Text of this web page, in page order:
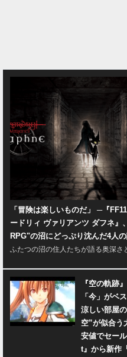
「冒険は楽しいものだ」 ─『
ードリィ ヴァリアンツ ダフネ』
RPG"の沼にどっぷり沈んだ4人
ふたつの沼の住人たちが語る奥深さ
『空の軌跡
「今」がベ
涼しい部屋
空”が似合
安値でセー
t』から新作